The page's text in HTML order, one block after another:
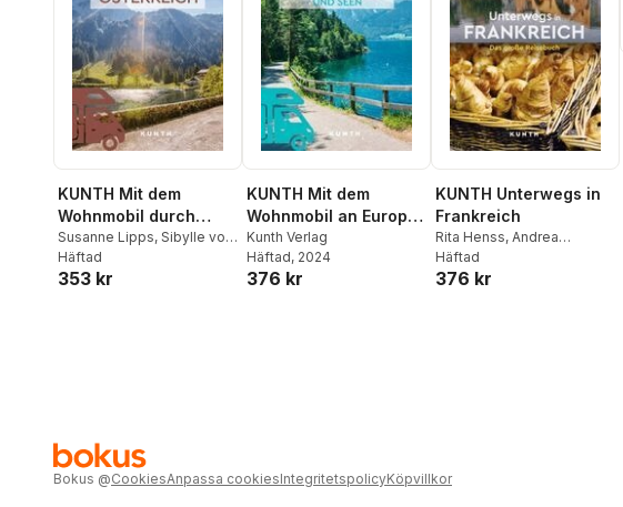
KUNTH Mit dem
Wohnmobil durch
Österreich
Susanne Lipps, Sibylle von
Kapff,
Heiner Newe
Häftad
353 kr
KUNTH Mit dem
Wohnmobil an Europas
Flüsse und Seen
Kunth Verlag
Häftad, 2024
376 kr
KUNTH Unterwegs in
Frankreich
Rita Henss, Andrea
Lammert
Melanie Goldmann
Häftad
376 kr
Bokus @CookiesAnpassa cookiesIntegritetspolicyKöpvillkor